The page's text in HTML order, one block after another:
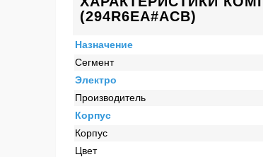
(294R6EA#ACB)
Назначение
Сегмент
Электро
Производитель
Корпус
Корпус
Цвет